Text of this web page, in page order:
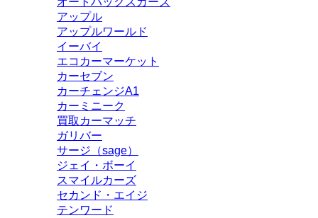
アップル
アップルワールド
イーバイ
エコカーマーケット
カーセブン
カーチェンジA1
カーミニーク
買取カーマッチ
ガリバー
サージ（sage）
ジェイ・ボーイ
スマイルカーズ
セカンド・エイジ
テンワード